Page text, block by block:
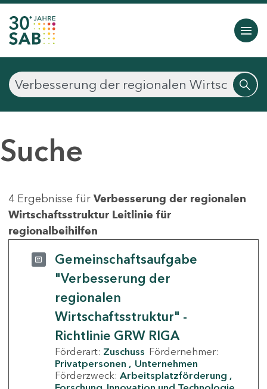
Suche
4 Ergebnisse für Verbesserung der regionalen
Wirtschaftsstruktur Leitlinie für
regionalbeihilfen
Gemeinschaftsaufgabe
"Verbesserung der
regionalen
Wirtschaftsstruktur" -
Richtlinie GRW RIGA
Förderart: Zuschuss Fördernehmer:
Privatpersonen
Unternehmen
Förderzweck: Arbeitsplatzförderung